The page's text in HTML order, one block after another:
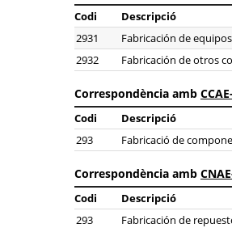
Codi
Descripció
2931
Fabricación de
2932
Fabricación de otros
Correspondència amb
Codi
Descripció
293
Fabricació de
Correspondència amb
Codi Descripció
293
Fabricación de